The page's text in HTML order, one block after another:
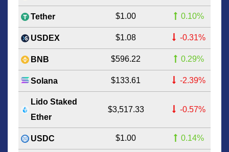
Tether $1.00 0.10%
USDEX $1.08 -0.31%
BNB $596.22 0.29%
Solana $133.61 -2.39%
Lido Staked
Ether
$3,517.33 -0.57%
USDC $1.00 0.14%